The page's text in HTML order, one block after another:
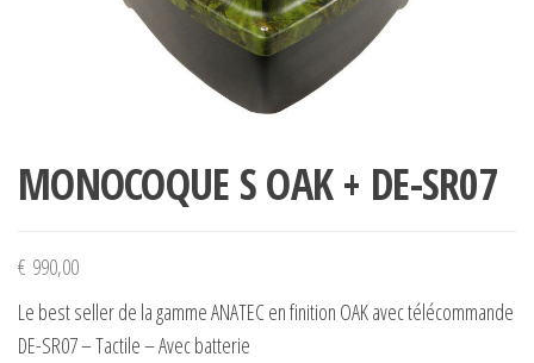
MONOCOQUE S OAK + DE-SR07
€ 990,00
Le best seller de la gamme ANATEC en finition OAK avec télécommande
DE-SR07 – Tactile – Avec batterie